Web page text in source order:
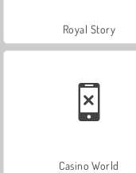
Royal Story
Casino World